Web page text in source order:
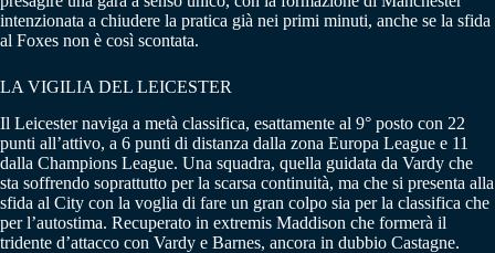
intenzionata a chiudere la pratica già nei primi minuti, anche se la sfida
al Foxes non è così scontata.
LA VIGILIA DEL LEICESTER
Il Leicester naviga a metà classifica, esattamente al 9° posto con 22
punti all’attivo, a 6 punti di distanza dalla zona Europa League e 11
dalla Champions League. Una squadra, quella guidata da Vardy che
sta soffrendo soprattutto per la scarsa continuità, ma che si presenta alla
sfida al City con la voglia di fare un gran colpo sia per la classifica che
per l’autostima. Recuperato in extremis Maddison che formerà il
tridente d’attacco con Vardy e Barnes, ancora in dubbio Castagne.